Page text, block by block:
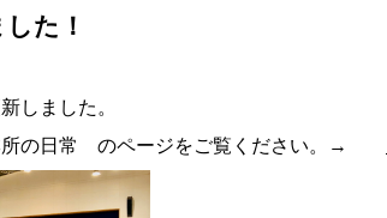
た！
しました。
の日常 のページをご覧ください。→